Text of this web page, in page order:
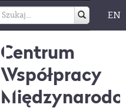
EN
Centrum
Współpracy